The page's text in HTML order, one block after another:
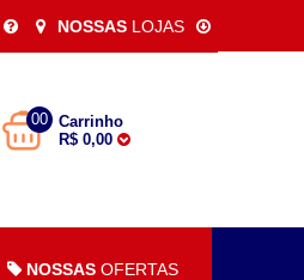
NOSSAS LOJAS
00
Carrinho
R$ 0,00
NOSSAS OFERTAS